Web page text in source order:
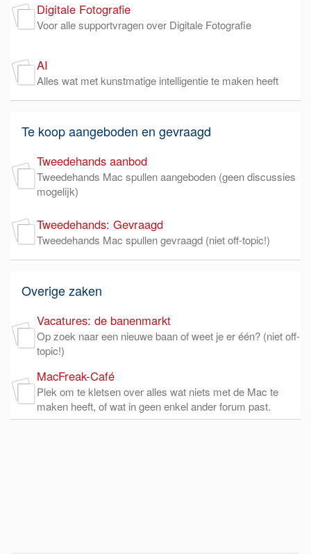
Digitale Fotografie
Voor alle supportvragen over Digitale Fotografie
AI
Alles wat met kunstmatige intelligentie te maken heeft
Te koop aangeboden en gevraagd
Tweedehands aanbod
Tweedehands Mac spullen aangeboden (geen discussies
mogelijk)
Tweedehands: Gevraagd
Tweedehands Mac spullen gevraagd (niet off-topic!)
Overige zaken
Vacatures: de banenmarkt
Op zoek naar een nieuwe baan of weet je er één? (niet off-
topic!)
MacFreak-Café
Plek om te kletsen over alles wat niets met de Mac te
maken heeft, of wat in geen enkel ander forum past.